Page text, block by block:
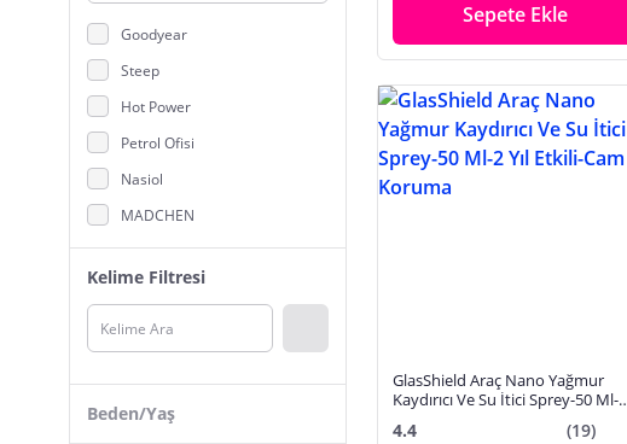
Yağmur Kaydırıcılar
Goodyear
Steep
Hot Power
Petrol Ofisi
Nasiol
MADCHEN
Lubex
Castrol
Total
Kelime Filtresi
Beden/Yaş
Sepete Ekle
GlasShield Araç Nano Yağmur
Kaydırıcı Ve Su İtici Sprey-50 Ml-2
4.4 (19)